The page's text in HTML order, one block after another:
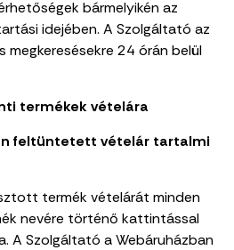
bármelyikén az
idejében. A Szolgáltató az
megkeresésekre 24 órán belül
termékek vételára
feltüntetett vételár tartalmi
termék vételárát minden
nevére történő kattintással
A Szolgáltató a Webáruházban